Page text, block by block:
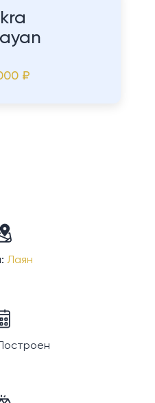
₽
Лаян
Построен